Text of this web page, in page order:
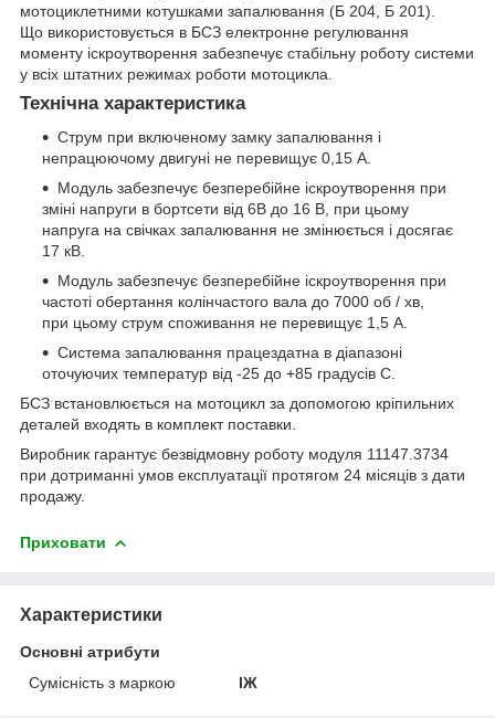
мотоциклетними котушками запалювання (Б 204, Б 201).
Що використовується в БСЗ електронне регулювання
моменту іскроутворення забезпечує стабільну роботу системи
у всіх штатних режимах роботи мотоцикла.
Технічна характеристика
Струм при включеному замку запалювання і
непрацюючому двигуні не перевищує 0,15 А.
Модуль забезпечує безперебійне іскроутворення при
зміні напруги в бортсети від 6В до 16 В, при цьому
напруга на свічках запалювання не змінюється і досягає
17 кВ.
Модуль забезпечує безперебійне іскроутворення при
частоті обертання колінчастого вала до 7000 об / хв,
при цьому струм споживання не перевищує 1,5 А.
Система запалювання працездатна в діапазоні
оточуючих температур від -25 до +85 градусів С.
БСЗ встановлюється на мотоцикл за допомогою кріпильних
деталей входять в комплект поставки.
Виробник гарантує безвідмовну роботу модуля 11147.3734
при дотриманні умов експлуатації протягом 24 місяців з дати
продажу.
Приховати
Характеристики
Основні атрибути
Сумісність з маркою
ІЖ